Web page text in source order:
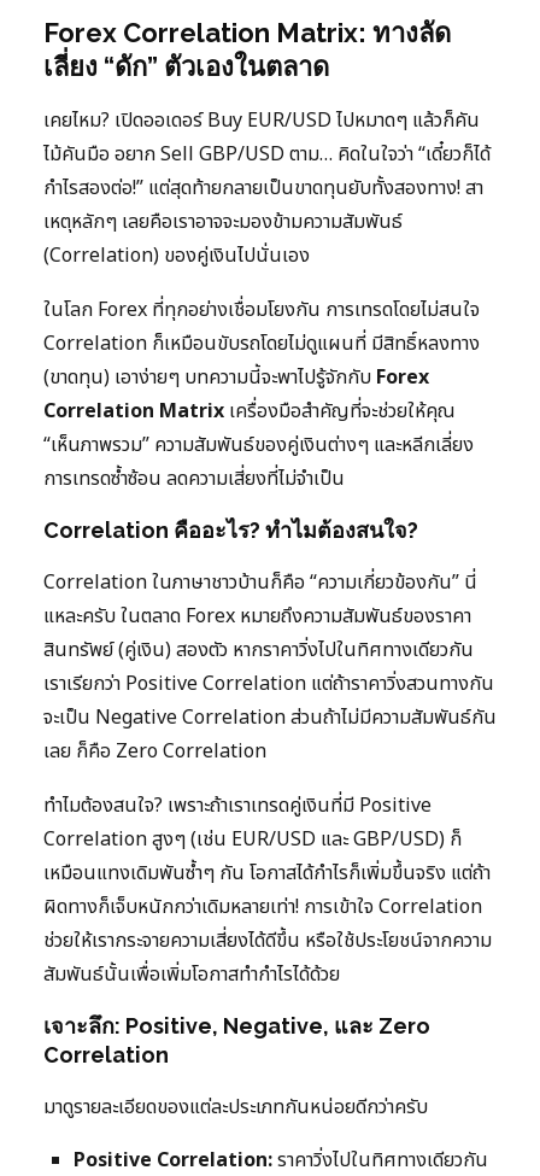
Forex Correlation Matrix: ทางลัด
เลี่ยง “ดัก” ตัวเองในตลาด
เคยไหม? เปิดออเดอร์ Buy EUR/USD ไปหมาดๆ แล้วก็คัน
ไม้คันมือ อยาก Sell GBP/USD ตาม… คิดในใจว่า “เดี๋ยวก็ได้
กำไรสองต่อ!” แต่สุดท้ายกลายเป็นขาดทุนยับทั้งสองทาง! สา
เหตุหลักๆ เลยคือเราอาจจะมองข้ามความสัมพันธ์
(Correlation) ของคู่เงินไปนั่นเอง
ในโลก Forex ที่ทุกอย่างเชื่อมโยงกัน การเทรดโดยไม่สนใจ
Correlation ก็เหมือนขับรถโดยไม่ดูแผนที่ มีสิทธิ์หลงทาง
(ขาดทุน) เอาง่ายๆ บทความนี้จะพาไปรู้จักกับ Forex
Correlation Matrix เครื่องมือสำคัญที่จะช่วยให้คุณ
“เห็นภาพรวม” ความสัมพันธ์ของคู่เงินต่างๆ และหลีกเลี่ยง
การเทรดซ้ำซ้อน ลดความเสี่ยงที่ไม่จำเป็น
Correlation คืออะไร? ทำไมต้องสนใจ?
Correlation ในภาษาชาวบ้านก็คือ “ความเกี่ยวข้องกัน” นี่
แหละครับ ในตลาด Forex หมายถึงความสัมพันธ์ของราคา
สินทรัพย์ (คู่เงิน) สองตัว หากราคาวิ่งไปในทิศทางเดียวกัน
เราเรียกว่า Positive Correlation แต่ถ้าราคาวิ่งสวนทางกัน
จะเป็น Negative Correlation ส่วนถ้าไม่มีความสัมพันธ์กัน
เลย ก็คือ Zero Correlation
ทำไมต้องสนใจ? เพราะถ้าเราเทรดคู่เงินที่มี Positive
Correlation สูงๆ (เช่น EUR/USD และ GBP/USD) ก็
เหมือนแทงเดิมพันซ้ำๆ กัน โอกาสได้กำไรก็เพิ่มขึ้นจริง แต่ถ้า
ผิดทางก็เจ็บหนักกว่าเดิมหลายเท่า! การเข้าใจ Correlation
ช่วยให้เรากระจายความเสี่ยงได้ดีขึ้น หรือใช้ประโยชน์จากความ
สัมพันธ์นั้นเพื่อเพิ่มโอกาสทำกำไรได้ด้วย
เจาะลึก: Positive, Negative, และ Zero
Correlation
มาดูรายละเอียดของแต่ละประเภทกันหน่อยดีกว่าครับ
Positive Correlation:ราคาวิ่งไปในทิศทางเดียวกัน